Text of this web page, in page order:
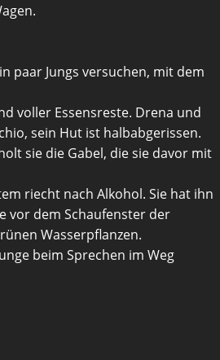
paar Jungs versuchen, mit dem
voller Essensreste. Drena und
sein Hut ist halbabgerissen.
sie die Gabel, die sie davor mit
riecht nach Alkohol. Sie hat ihn
vor dem Schaufenster der
Wasserpflanzen.
beim Sprechen im Weg